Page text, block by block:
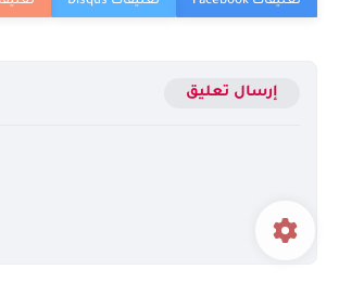
إرسال تعليق